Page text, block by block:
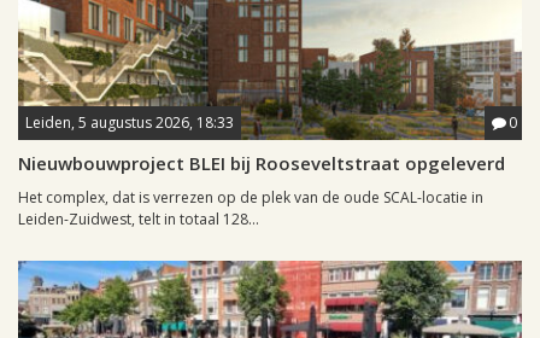
Leiden, 5 augustus 2026, 18:33 0
Nieuwbouwproject BLEI bij Rooseveltstraat opgeleverd
Het complex, dat is verrezen op de plek van de oude SCAL-locatie in
Leiden-Zuidwest, telt in totaal 128...